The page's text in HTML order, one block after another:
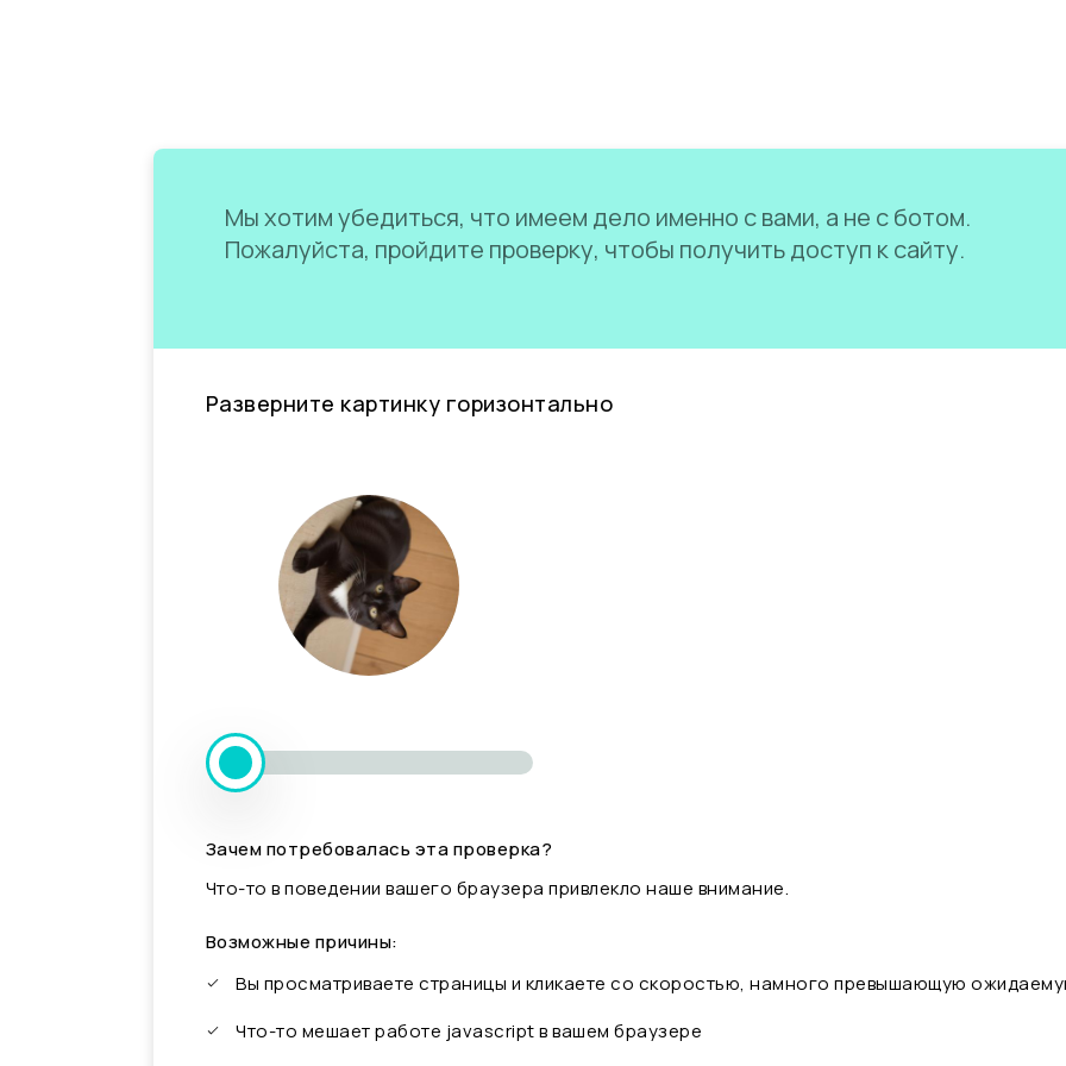
Мы хотим убедиться, что имеем дело именно с вами, а не с ботом.
Пожалуйста, пройдите проверку, чтобы получить доступ к сайту.
Разверните картинку горизонтально
Зачем потребовалась эта проверка?
Что-то в поведении вашего браузера привлекло наше внимание.
Возможные причины:
Вы просматриваете страницы и кликаете со скоростью, намного превышающую
Что-то мешает работе javascript в вашем браузере